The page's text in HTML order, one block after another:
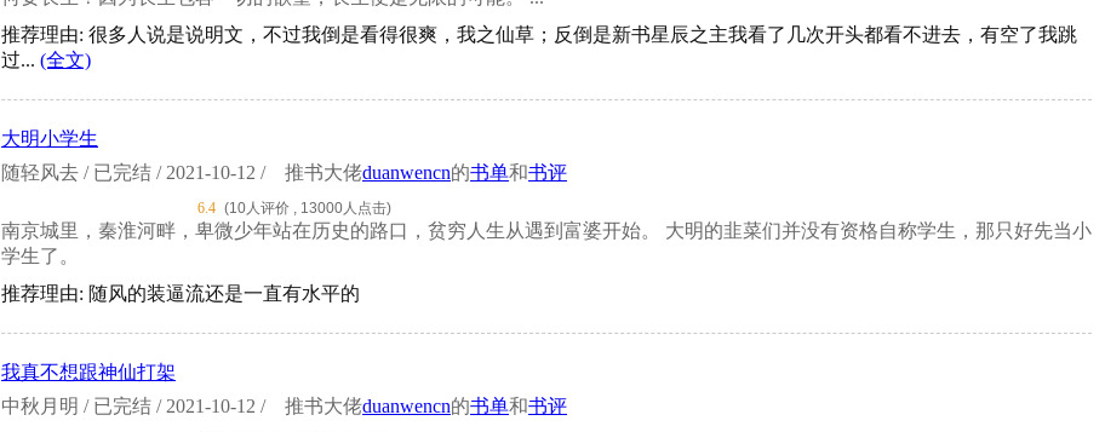
推荐理由: 很多人说是说明文，不过我倒是看得很爽，我之仙草；反倒是新书星辰之主我看了几次开头都看不进去，有空了我跳
过... (全文)
大明小学生
随轻风去 / 已完结 / 2021-10-12 /
推书大佬duanwencn的书单和书评
6.4 (10人评价 , 13000人点击)
南京城里，秦淮河畔，卑微少年站在历史的路口，贫穷人生从遇到富婆开始。 大明的韭菜们并没有资格自称学生，那只好先当小
学生了。
推荐理由: 随风的装逼流还是一直有水平的
我真不想跟神仙打架
中秋月明 / 已完结 / 2021-10-12 /
推书大佬duanwencn的书单和书评